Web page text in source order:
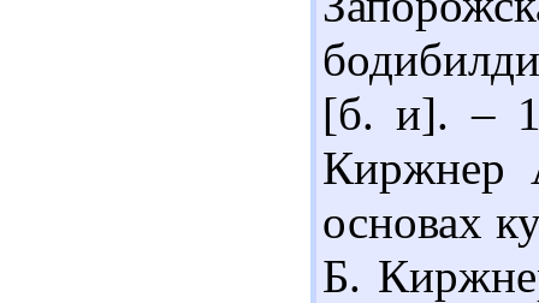
[б. и]. –
Киржнер
основах
Б.